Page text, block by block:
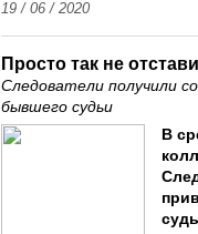
19 / 06 / 2020
Просто так не
Следователи получили
бывшего судьи
В